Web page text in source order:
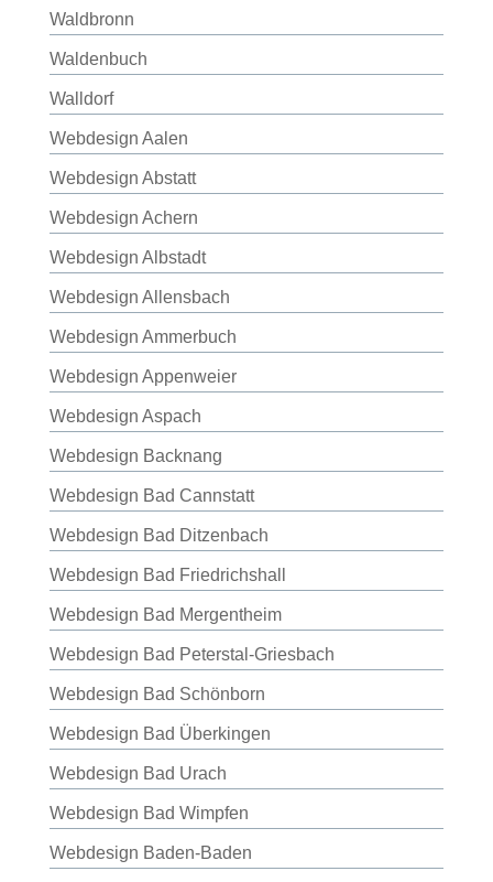
Waldbronn
Waldenbuch
Walldorf
Webdesign Aalen
Webdesign Abstatt
Webdesign Achern
Webdesign Albstadt
Webdesign Allensbach
Webdesign Ammerbuch
Webdesign Appenweier
Webdesign Aspach
Webdesign Backnang
Webdesign Bad Cannstatt
Webdesign Bad Ditzenbach
Webdesign Bad Friedrichshall
Webdesign Bad Mergentheim
Webdesign Bad Peterstal-Griesbach
Webdesign Bad Schönborn
Webdesign Bad Überkingen
Webdesign Bad Urach
Webdesign Bad Wimpfen
Webdesign Baden-Baden